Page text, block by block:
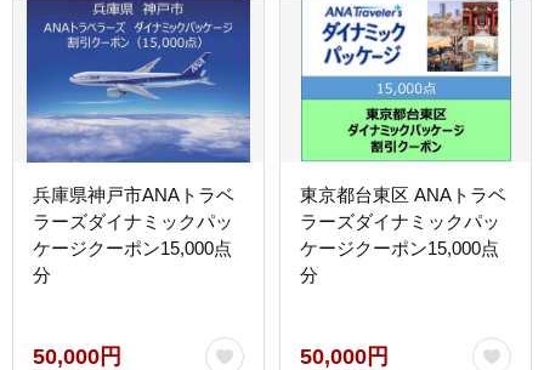
効期間3年
兵庫県神戸市ANAトラベ
ラーズダイナミックパッ
ケージクーポン15,000点
分
50,000円
東京都台東区 ANAトラベ
ラーズダイナミックパッ
ケージクーポン15,000点
分
50,000円